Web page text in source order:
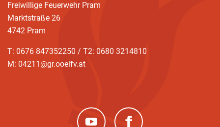
Freiwillige Feuerwehr Pram
Marktstraße 26
4742 Pram
T: 0676 847352250 / T2: 0680 3214810
M: 04211@gr.ooelfv.at